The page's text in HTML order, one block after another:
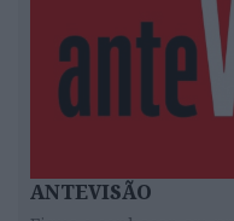
ANTEVISÃO